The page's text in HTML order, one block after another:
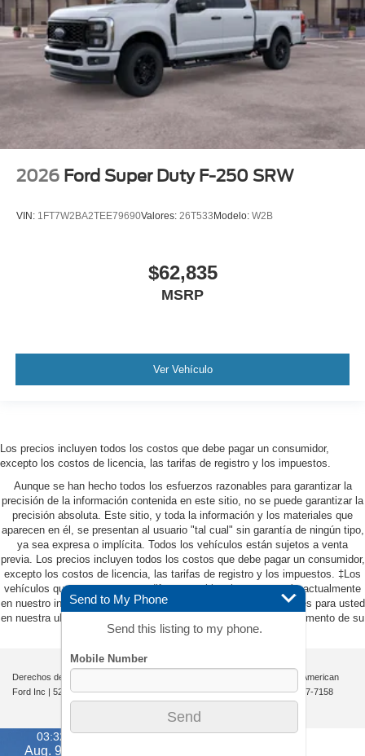
2026 Ford Super Duty F-250 SRW
VIN: 1FT7W2BA2TEE79690Valores: 26T533 Modelo: W2B
$62,835
MSRP
Ver Vehículo
Los precios incluyen todos los costos que debe pagar un consumidor,
excepto los costos de licencia, las tarifas de registro y los impuestos.
Aunque se han hecho todos los esfuerzos razonables para garantizar la
precisión de la información contenida en este sitio, no se puede garantizar la
precisión absoluta. Este sitio, y toda la información y los materiales que
aparecen en él, se presentan al usuario "tal cual" sin garantía de ningún tipo,
ya sea expresa o implícita. Todos los vehículos están sujetos a venta
previa. Los precios incluyen todos los costos que debe pagar un consumidor,
excepto los costos de licencia, las tarifas de registro y los impuestos. ‡Los
vehículos que se muestran en diferentes ubicaciones no están actualmente
en nuestro inventario (no en stock), pero pueden estar disponibles para usted
en nuestra ubicación dentro de una fecha razonable desde el momento de su
solicitud, que no exceda una semana.
Derechos de autor © 2026
| All American
Ford Inc | 520 River Street,Hackensack,NJ07601-5907| Ventas:201-957-7158
03:32 pm
Aug. 9, 2026
Send to My Phone
Send this listing to my phone.